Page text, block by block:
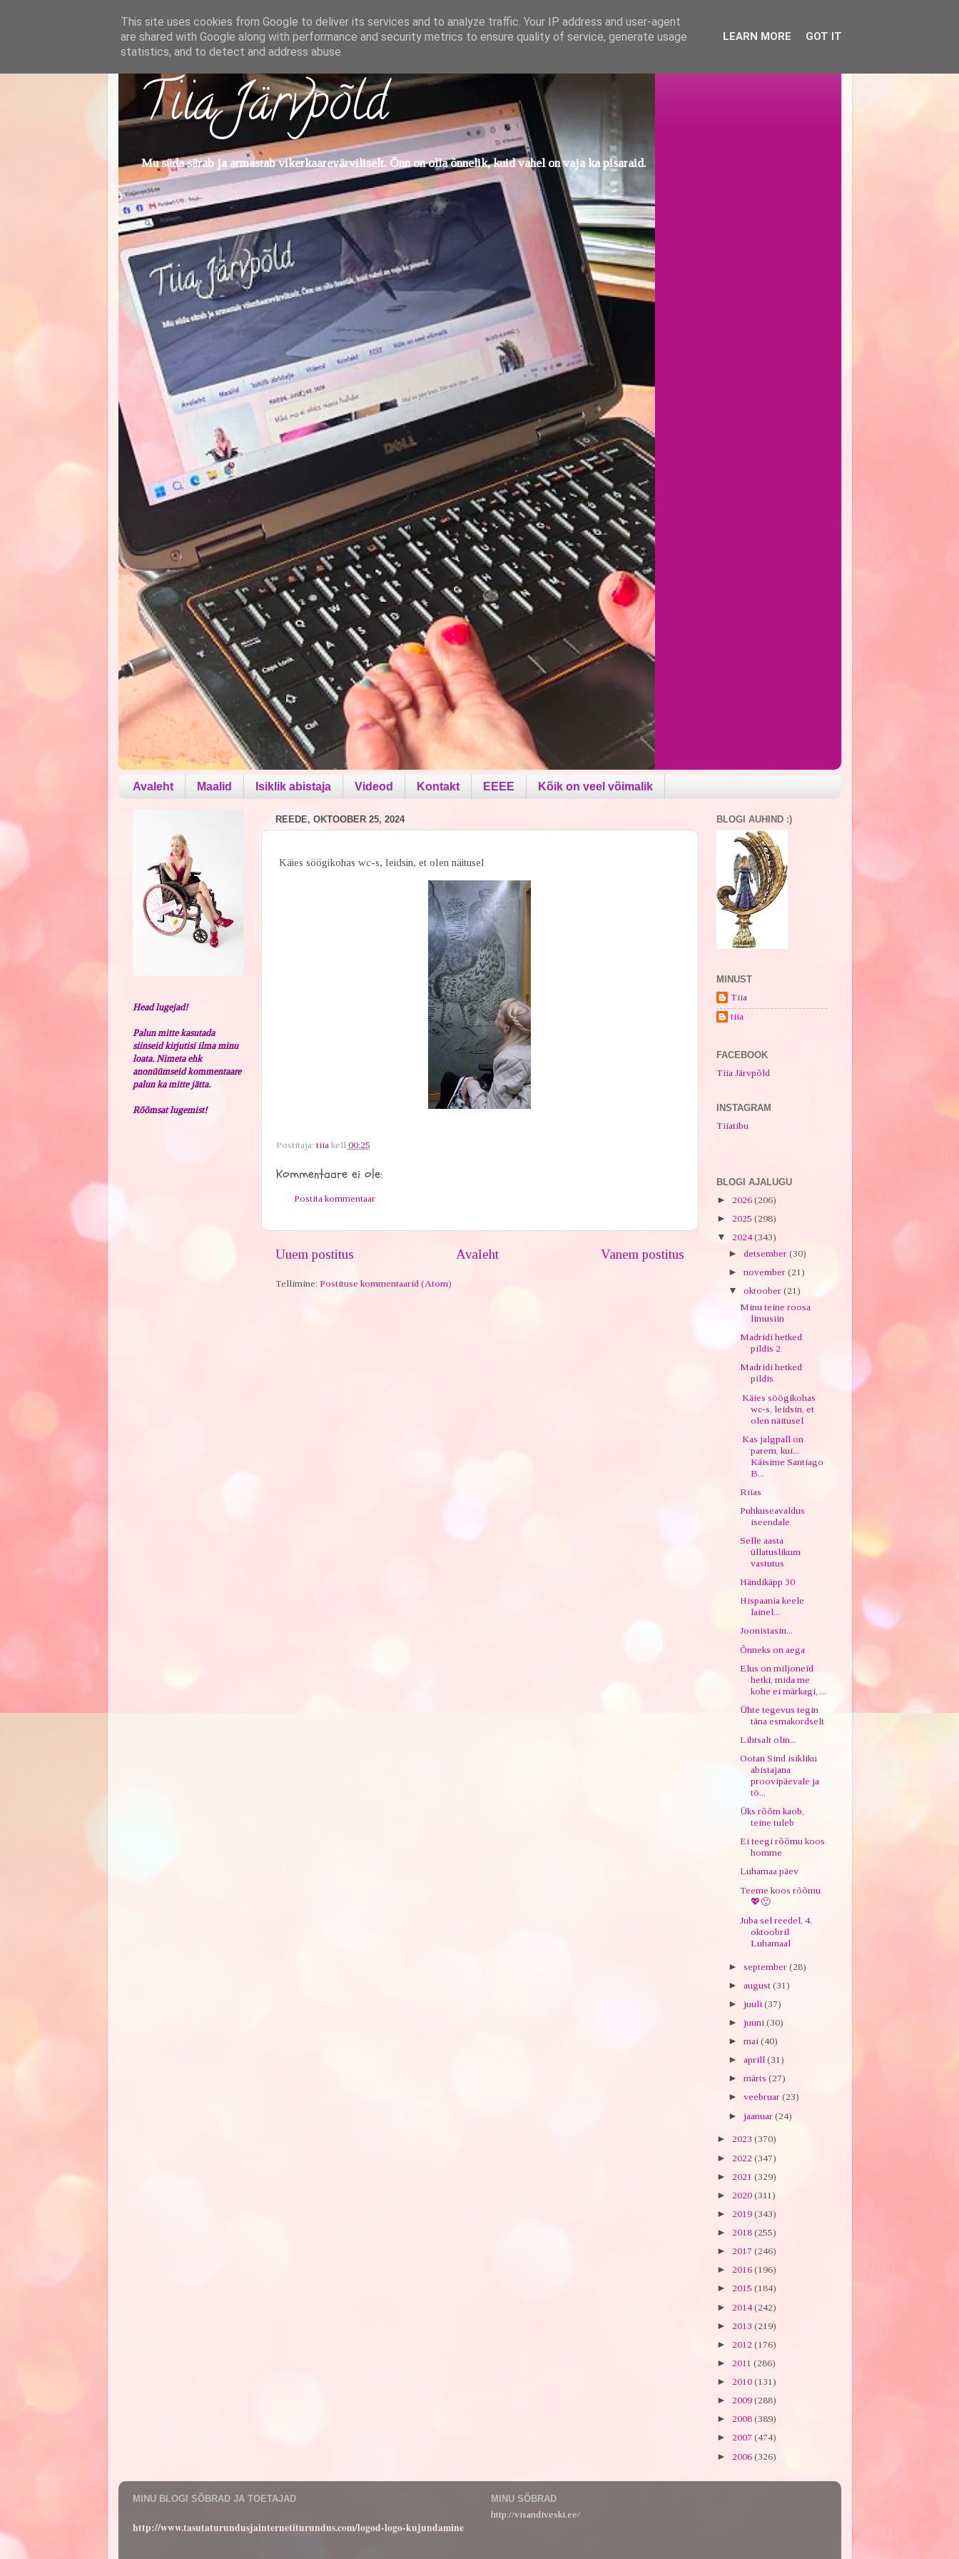
Tiia Järvpõld
Mu süda särab ja armastab vikerkaarevärviliselt. Õnn on olla õnnelik, kuid vahel on vaja ka pisaraid.
Avaleht Maalid Isiklik abistaja Videod Kontakt EEEE Kõik on veel võimalik
REEDE, OKTOOBER 25, 2024
Käies söögikohas wc-s, leidsin, et olen näitusel
Postitaja: tiia kell 00:25
Kommentaare ei ole:
Postita kommentaar
Uuem postitus Vanem postitus
Avaleht
Tellimine: Postituse kommentaarid (Atom)
Head lugejad!
Palun mitte kasutada
siinseid kirjutisi ilma minu
loata. Nimeta ehk
anonüümseid kommentaare
palun ka mitte jätta.
Rõõmsat lugemist!
BLOGI AUHIND :)
MINUST
Tiia
tiia
FACEBOOK
Tiia Järvpõld
INSTAGRAM
Tiiatibu
BLOGI AJALUGU
► 2026 (206)
► 2025 (298)
▼ 2024(343)
► detsember (30)
► november (21)
▼ oktoober (21)
Minu teine roosa
limusiin
Madridi hetked
pildis 2
Madridi hetked
pildis
Käies söögikohas
wc-s, leidsin, et
olen näitusel
Kas jalgpall on
parem, kui...
Käisime Santiago
B...
Riias
Puhkuseavaldus
iseendale
Selle aasta
üllatuslikum
vastutus
Händikäpp 30
Hispaania keele
lainel...
Joonistasin...
Õnneks on aega
Elus on miljoneid
hetki, mida me
kohe ei märkagi, ...
Ühte tegevus tegin
täna esmakordselt
Lihtsalt olin...
Ootan Sind isikliku
abistajana
proovipäevale ja
tö...
Üks rõõm kaob,
teine tuleb
Ei teegi rõõmu koos
homme
Luhamaa päev
Teeme koos rõõmu
💖🙂
Juba sel reedel, 4.
oktoobril
Luhamaal
► september (28)
► august (31)
► juuli (37)
► juuni (30)
► mai (40)
► aprill (31)
► märts (27)
► veebruar (23)
► jaanuar (24)
► 2023 (370)
► 2022 (347)
► 2021 (329)
► 2020 (311)
► 2019 (343)
► 2018 (255)
► 2017 (246)
► 2016 (196)
► 2015 (184)
► 2014(242)
► 2013 (219)
► 2012 (176)
► 2011 (286)
► 2010 (131)
► 2009 (288)
► 2008 (389)
► 2007 (474)
► 2006 (326)
MINU BLOGI SÕBRAD JA TOETAJAD
http://www.tasutaturundusjainternetiturundus.com/logod-logo-kujundamine
MINU SÕBRAD
http://visandiveski.ee/
This site uses cookies from Google to deliver its services and to analyze traffic. Your IP address and user-agent
are shared with Google along with performance and security metrics to ensure quality of service, generate usage
statistics, and to detect and address abuse.
LEARN MORE GOT IT